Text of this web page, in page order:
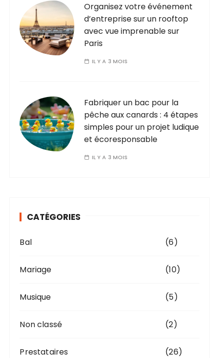
Organisez votre événement
d’entreprise sur un rooftop
avec vue imprenable sur
Paris
IL Y A 3 MOIS
Fabriquer un bac pour la
pêche aux canards : 4 étapes
simples pour un projet ludique
et écoresponsable
IL Y A 3 MOIS
CATÉGORIES
Bal (6)
Mariage (10)
Musique (5)
Non classé (2)
Prestataires (26)